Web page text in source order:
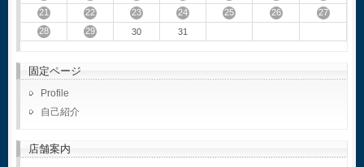
21
22 23 24 25 26
27
28
29 30 31
固定ページ
Profile
自己紹介
店舗案内